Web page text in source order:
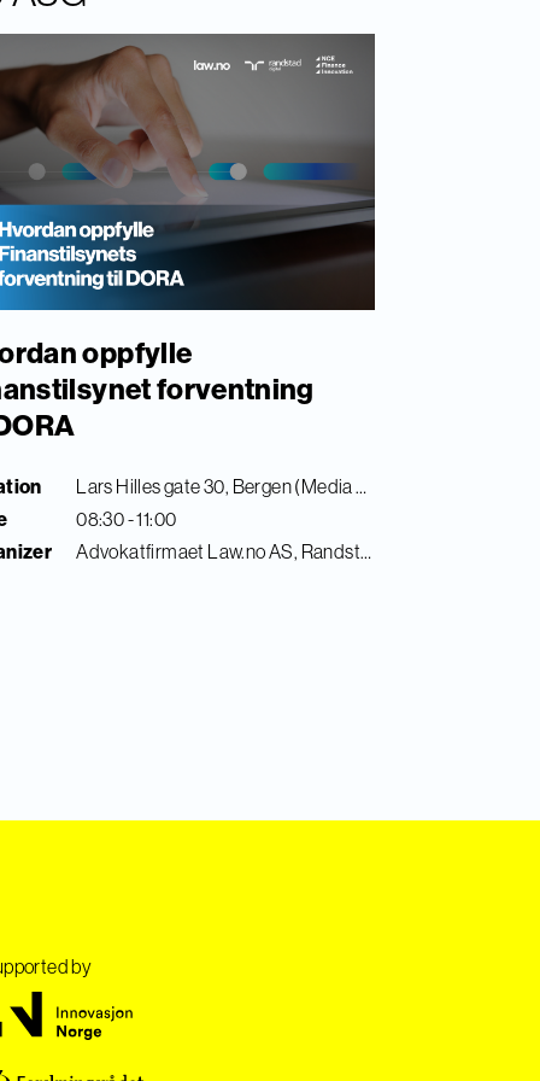
oppfylle
forventning
Lars Hilles gate 30, Bergen (Media City Bergen)
08:30 - 11:00
Advokatfirmaet Law.no AS, Randstad Digital & Finance Innovation
by